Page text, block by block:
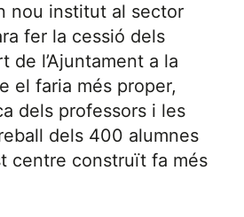
nou institut al sector
fer la cessió dels
de l’Ajuntament a la
el faria més proper,
dels professors i les
dels 400 alumnes
centre construït fa més